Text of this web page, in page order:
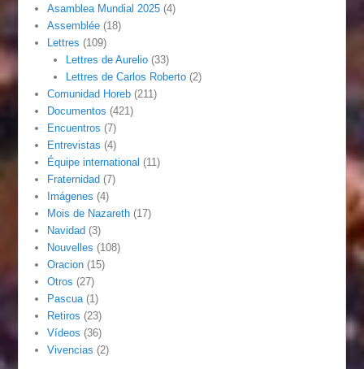
Asamblea Mundial 2025 (4)
Assemblée (18)
Lettres (109)
Lettres de Aurelio(33)
Lettres de Carlos Roberto(2)
Comunidad Horeb (211)
Documentos (421)
Encuentros (7)
Entrevistas (4)
Équipe international (11)
Fraternidad (7)
Imágenes (4)
Mois de Nazareth (17)
Navidad (3)
Nouvelles (108)
Oracion (15)
Otros (27)
Pascua(1)
Retiros (23)
Vídeos (36)
Vivencias (2)